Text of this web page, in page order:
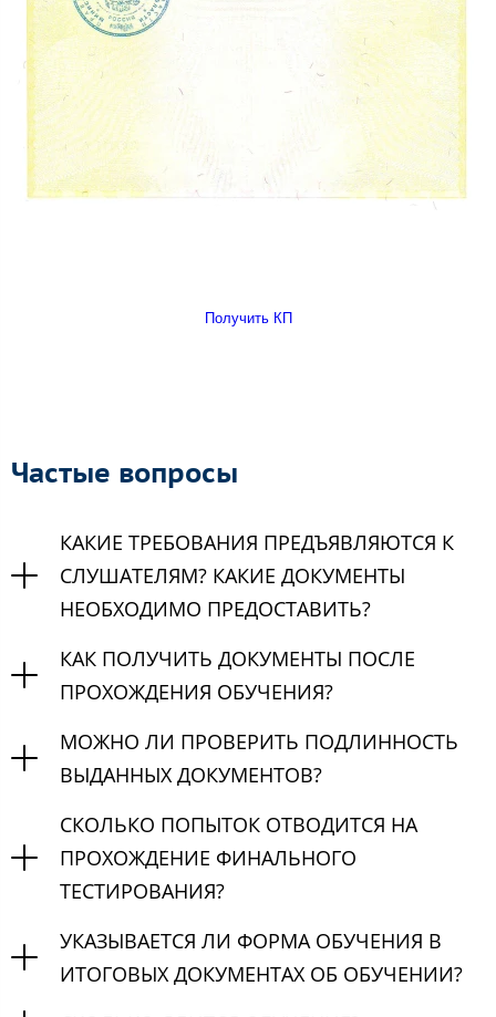
Получить КП
Частые вопросы
КАКИЕ ТРЕБОВАНИЯ ПРЕДЪЯВЛЯЮТСЯ К
СЛУШАТЕЛЯМ? КАКИЕ ДОКУМЕНТЫ
НЕОБХОДИМО ПРЕДОСТАВИТЬ?
КАК ПОЛУЧИТЬ ДОКУМЕНТЫ ПОСЛЕ
ПРОХОЖДЕНИЯ ОБУЧЕНИЯ?
МОЖНО ЛИ ПРОВЕРИТЬ ПОДЛИННОСТЬ
ВЫДАННЫХ ДОКУМЕНТОВ?
СКОЛЬКО ПОПЫТОК ОТВОДИТСЯ НА
ПРОХОЖДЕНИЕ ФИНАЛЬНОГО
ТЕСТИРОВАНИЯ?
УКАЗЫВАЕТСЯ ЛИ ФОРМА ОБУЧЕНИЯ В
ИТОГОВЫХ ДОКУМЕНТАХ ОБ ОБУЧЕНИИ?